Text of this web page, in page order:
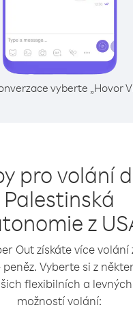
vyberte „Hovor
pro volání
Palestinská
z
Out získáte více volání
peněz. Vyberte si z
flexibilních a levných
možností volání: